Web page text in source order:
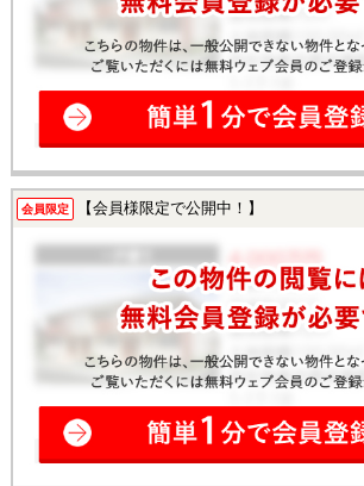
会員限定 【会員様限定で公開中！】